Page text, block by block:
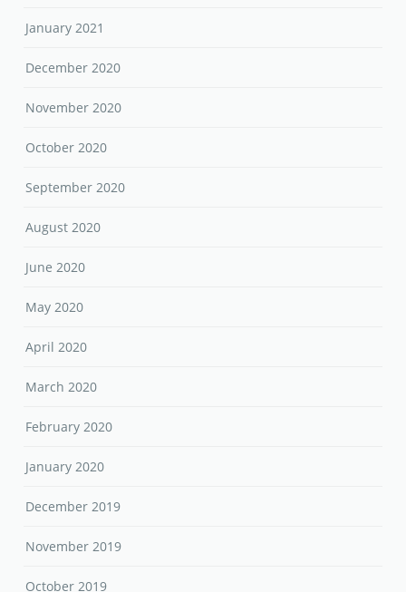
January 2021
December 2020
November 2020
October 2020
September 2020
August 2020
June 2020
May 2020
April 2020
March 2020
February 2020
January 2020
December 2019
November 2019
October 2019